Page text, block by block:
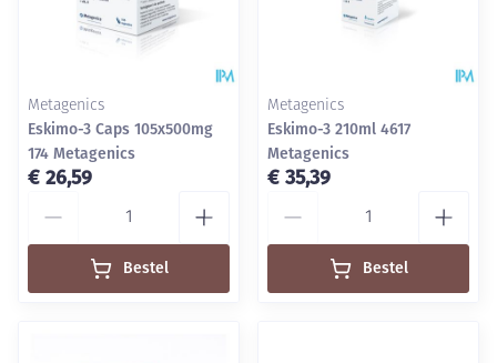
Metagenics
Eskimo-3 Caps 105x500mg
174 Metagenics
€ 26,59
Bestel
Metagenics
Eskimo-3 210ml 4617
Metagenics
€ 35,39
Bestel